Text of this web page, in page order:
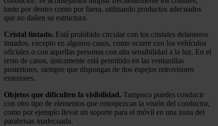
tanto por dentro como por fuera, utilizando productos adecuados
que no dañen su estructura.
Cristal tintado. Está prohibido circular con los cristales delanteros
tintados, excepto en algunos casos, como ocurre con los vehículos
oficiales o con aquellas personas con alta sensibilidad a la luz. En el
resto de casos, únicamente está permitido en las ventanillas
posteriores, siempre que dispongas de dos espejos retrovisores
exteriores.
Objetos que dificulten la visibilidad. Tampoco puedes conducir
con otro tipo de elementos que entorpezcan la visión del conductor,
como por ejemplo llevar un soporte para el móvil en una zona del
parabrisas inadecuada.